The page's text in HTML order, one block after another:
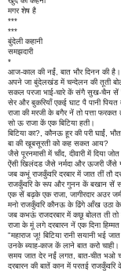
मगर शेष है
***
***
बुंदेली कहानी
समझदारी
*
आज-काल की नईं, बात भौर दिनन की है।
अपने जा बुंदेलखंड में चन्देलन की तूती
सकल परजा भाई-चारे कें संगै सुख-चैन सें
सेर और बुकरियाँ एकई घाट पै पानी पियत
राजा की मरजी के बगैर नें तो पत्ता
सो ऊ राजा कें एक बिटिया हती।
बिटिया का?, कौनऊ हूर की परी घाईं,
बा की खूबसूरती को कह सकत आय?
जैसे पूरनमासी में चाँद, दीवारी में दिया
ऐंसी खिलंदड जैसे नर्मदा और ऊजरी जैंसे
जब कभूं राजकुँवरि दरबार में जात तीं तौ
राजकुँवरि के रूप और गुनन कें बखान सें
एक सें बढ़के एक राजा, जागीरदार अउर
मनो राजकुँवरि कौनऊ के ढिंगे आँख उठा
जब कभऊं राजदरबार में कछू बोलत ती
राजा के मूं लगे दरबारन नें एक दिना
"महाराज जू! बिटिया रानी सयानी भई
उनके ब्याह-काज कें लाने बात करो चाही।
समय जात देर नईं लगत, बात-चीत भओ
दरबारन की बातें कान में परतई